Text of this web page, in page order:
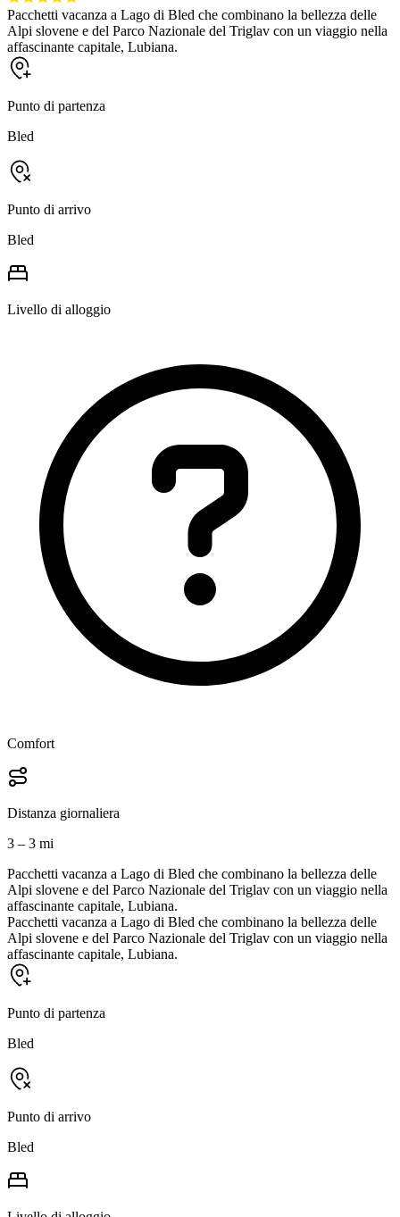
Pacchetti vacanza a Lago di Bled che combinano la bellezza delle
Alpi slovene e del Parco Nazionale del Triglav con un viaggio nella
affascinante capitale, Lubiana.
Punto di partenza
Bled
Punto di arrivo
Bled
Livello di alloggio
Comfort
Distanza giornaliera
3 – 3 mi
Pacchetti vacanza a Lago di Bled che combinano la bellezza delle
Alpi slovene e del Parco Nazionale del Triglav con un viaggio nella
affascinante capitale, Lubiana.
Pacchetti vacanza a Lago di Bled che combinano la bellezza delle
Alpi slovene e del Parco Nazionale del Triglav con un viaggio nella
affascinante capitale, Lubiana.
Punto di partenza
Bled
Punto di arrivo
Bled